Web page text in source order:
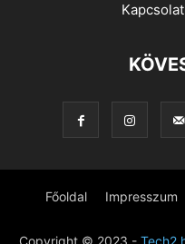
Főoldal Impresszum